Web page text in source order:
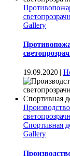
Gallery
19.09.2020 |
Спортивная
Gallery